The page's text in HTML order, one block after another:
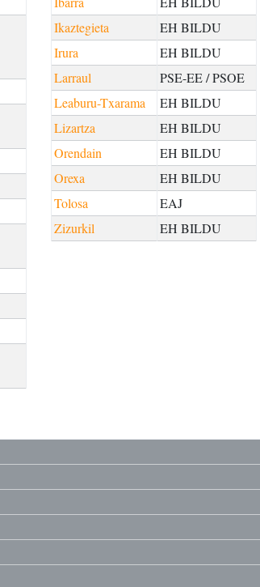
Ikaztegieta
EH BILDU
Irura
EH BILDU
Larraul
PSE-EE / PSOE
Leaburu-Txarama
EH BILDU
Lizartza
EH BILDU
Orendain
EH BILDU
Orexa
EH BILDU
Tolosa
EAJ
Zizurkil
EH BILDU